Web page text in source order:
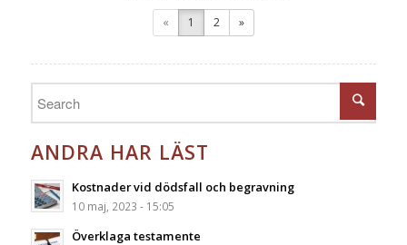
« 1 2 »
ANDRA HAR LÄST
Kostnader vid dödsfall och begravning
10 maj, 2023 - 15:05
Överklaga testamente